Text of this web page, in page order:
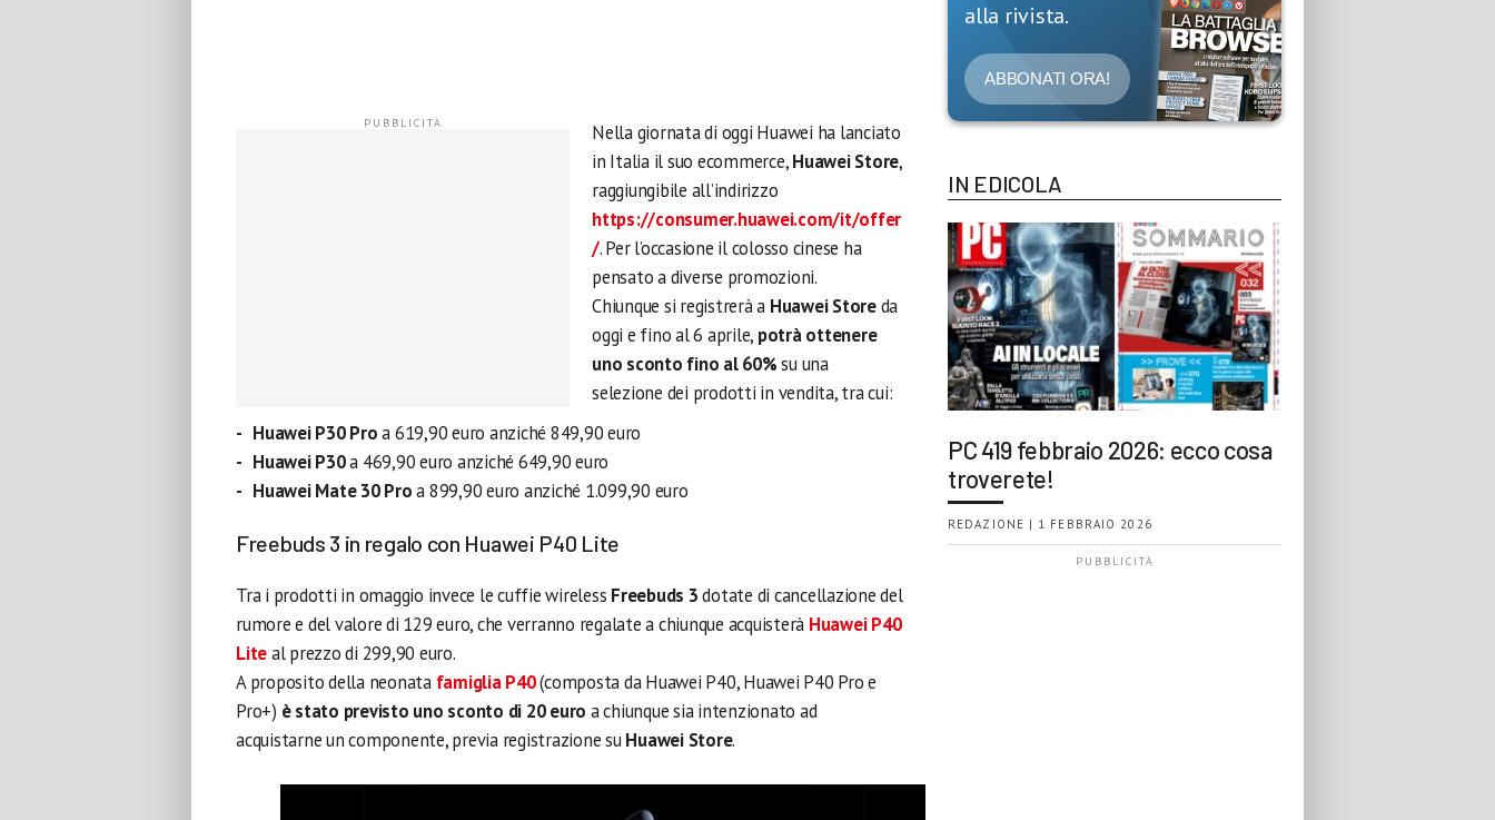
Nella giornata di oggi Huawei ha lanciato
in Italia il suo ecommerce,Huawei Store,
raggiungibile all’indirizzo
https://consumer.huawei.com/it/offer
/. Per l’occasione il colosso cinese ha
pensato a diverse promozioni.
Chiunque si registrerà a Huawei Storeda
oggi e fino al 6 aprile, potrà ottenere
uno sconto fino al 60%su una
selezione dei prodotti in vendita, tra cui:
Huawei P30 Proa 619,90 euro anziché 849,90 euro
Huawei P30a 469,90 euro anziché 649,90 euro
Huawei Mate 30 Proa 899,90 euro anziché 1.099,90 euro
Freebuds 3 in regalo con Huawei P40 Lite
Tra i prodotti in omaggio invece le cuffie wireless Freebuds 3dotate di cancellazione del
rumore e del valore di 129 euro, che verranno regalate a chiunque acquisterà Huawei P40
Liteal prezzo di 299,90 euro.
A proposito della neonata famiglia P40(composta da Huawei P40, Huawei P40 Pro e
Pro+) è stato previsto uno sconto di 20 euro a chiunque sia intenzionato ad
acquistarne un componente, previa registrazione suHuawei Store.
alla rivista.
ABBONATI ORA!
IN EDICOLA
PC 419 febbraio 2026: ecco cosa
troverete!
REDAZIONE | 1 FEBBRAIO 2026